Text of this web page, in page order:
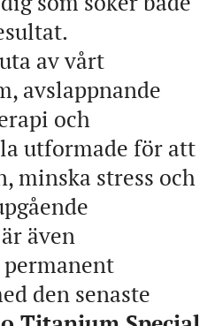
av vårt
avslappnande
och
utformade för att
minska stress och
även
permanent
den senaste